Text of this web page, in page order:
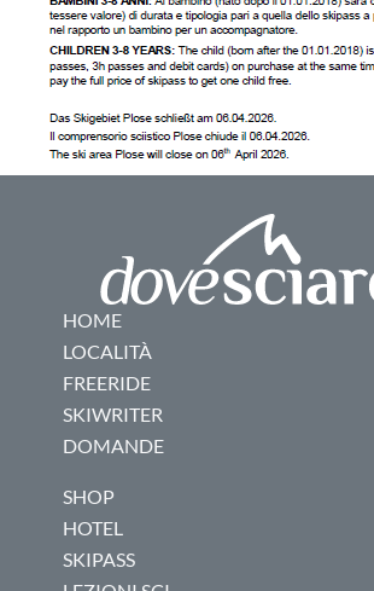
HOME
LOCALITÀ
FREERIDE
SKIWRITER
DOMANDE
SHOP
HOTEL
SKIPASS